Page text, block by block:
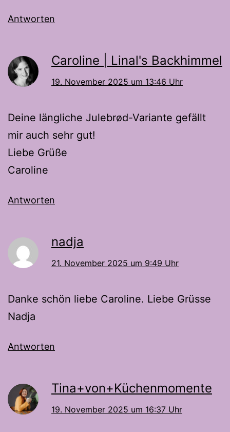
Antworten
Caroline | Linal's Backhimmel
19. November 2025 um 13:46 Uhr
Deine längliche Julebrød-Variante gefällt
mir auch sehr gut!
Liebe Grüße
Caroline
Antworten
nadja
21. November 2025 um 9:49 Uhr
Danke schön liebe Caroline. Liebe Grüsse
Nadja
Antworten
Tina+von+Küchenmomente
19. November 2025 um 16:37 Uhr